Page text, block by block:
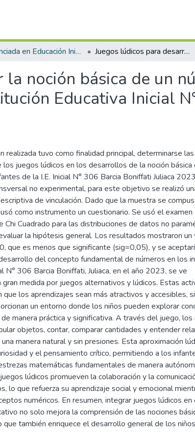
Licenciada en Educación Inicial Intercultural Bilingüe Juegos lúdicos para desarrollar la noción básica de un número en niños y niñas de cinco años de la Institución Educativa Inicial N° 306 Barcia Boniffati, Juliaca 2023
noción básica de un
Educativa Inicial
realizada tuvo como finalidad principal, determinarse las
los juegos lúdicos en los desarrollos de la noción básica
de la I.E. Inicial N° 306 Barcia Boniffati Juliaca
no experimental, para este objetivo se realizó
de vinculación. Dado que la muestra se
como instrumento un cuestionario. Se usó el examen
Chi Cuadrado para las distribuciones de datos no
la hipótesis general. Los resultados mostraron un
que es menos que significante (sig=0,05), y se
del concepto fundamental de números en los
N° 306 Barcia Boniffati, Juliaca, en el año 2023, se ve
gran medida por juegos alternativos y lúdicos. Estas
que los aprendizajes sean más atractivos y accesibles,
un entorno donde los niños pueden explorar
manera práctica y significativa. A través del juego, los
objetos, contar, comparar cantidades y entender
manera natural y sin presiones. Esta aproximación
y el pensamiento crítico, permitiendo a los
matemáticas fundamentales de manera
lúdicos promueven la colaboración y la
lo que refuerza su aprendizaje social y emocional
numéricos. En resumen, integrar juegos lúdicos en
no solo mejora la comprensión de las nociones
que también enriquece el desarrollo general de los